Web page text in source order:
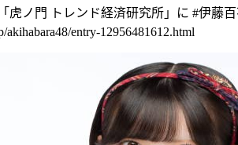
虎ノ門 トレンド経済研究所」に #伊
entry-12956481612.html